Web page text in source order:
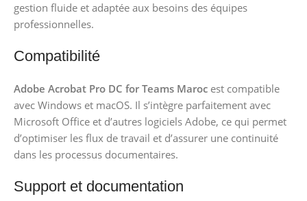
gestion fluide et adaptée aux besoins des équipes
professionnelles.
Compatibilité
Adobe Acrobat Pro DC for Teams Maroc est compatible
avec Windows et macOS. Il s’intègre parfaitement avec
Microsoft Office et d’autres logiciels Adobe, ce qui permet
d’optimiser les flux de travail et d’assurer une continuité
dans les processus documentaires.
Support et documentation